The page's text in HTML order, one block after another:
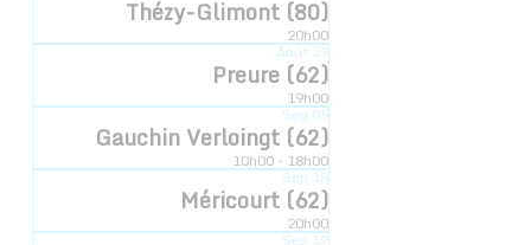
nous sur notre communauté
Thézy-Glimont (80)
20h00
Août29
Preure (62)
19h00
Sep05
Gauchin Verloingt (62)
10h00 - 18h00
Sep18
Méricourt (62)
20h00
Sep19
»Dreux (28)